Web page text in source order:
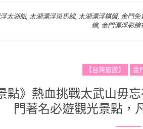
太湖船, 太湖漂浮斑馬線, 太湖漂浮棋盤, 金門免
繪, 金門漂浮彩繪
【台灣旅遊】 金
點》熱血挑戰太武山毋
門著名必遊觀光景點，